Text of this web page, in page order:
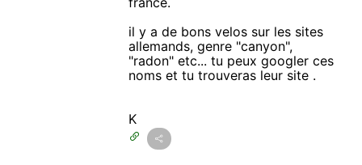
il y a de bons velos sur les sites
allemands, genre "canyon",
"radon" etc... tu peux googler ces
noms et tu trouveras leur site .
K